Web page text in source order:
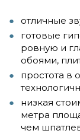
отличные
готовые
ровную и
обоями,
простота в
низкая
метра
чем